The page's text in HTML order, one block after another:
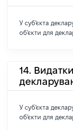
У суб'єкта
об'єкти для
14.
У суб'єкта
об'єкти для